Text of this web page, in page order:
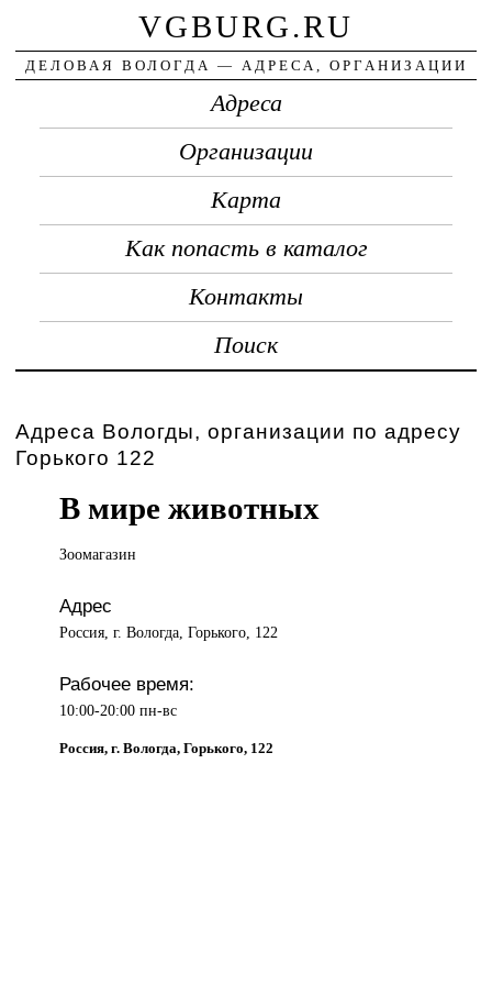
VGBURG.RU
ДЕЛОВАЯ ВОЛОГДА — АДРЕСА, ОРГАНИЗАЦИИ
Адреса
Организации
Карта
Как попасть в каталог
Контакты
Поиск
Адреса Вологды, организации по адресу
Горького 122
В мире животных
Зоомагазин
Адрес
Россия, г. Вологда, Горького, 122
Рабочее время:
10:00-20:00 пн-вс
Россия, г. Вологда, Горького, 122